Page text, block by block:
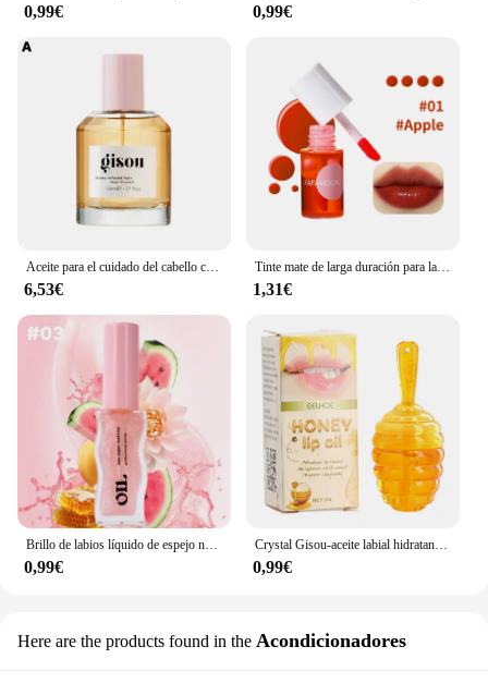
0,99€ 0,99€
6,53€
Tinte mate de larga duración para labios y mejillas | Mancha hidratante de colorete y labios 2 en 1 | Fórmula ligera e hidratante para suave, natural
1,31€
0,99€
Crystal Gisou-aceite labial hidratante, brillo de labios líquido de larga duración, aceite hidratante, cuidado de labios
0,99€
Here are the products found in the Acondicionadores